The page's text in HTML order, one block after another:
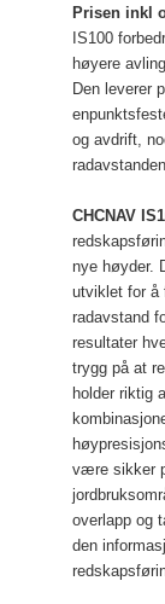
Prisen inkl
IS100
høyere
Den leverer
og avdrift,
radavstanden.
CHCNAV
nye høyder.
utviklet for å
radavstand
resultater
trygg på at
holder riktig
være sikker
overlapp og
den